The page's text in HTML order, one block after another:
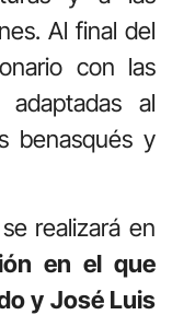
Al final del
con las
adaptadas al
benasqués y
realizará en
en el que
y José Luis